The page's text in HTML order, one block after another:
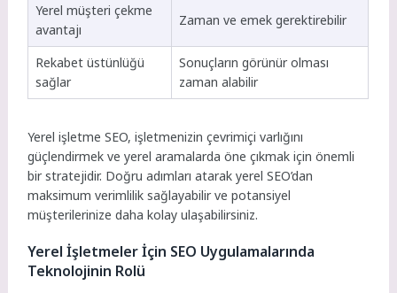
Yerel müşteri çekme
avantajı
Zaman ve emek gerektirebilir
Rekabet üstünlüğü
sağlar
Sonuçların görünür olması
zaman alabilir
Yerel işletme SEO, işletmenizin çevrimiçi varlığını
güçlendirmek ve yerel aramalarda öne çıkmak için önemli
bir stratejidir. Doğru adımları atarak yerel SEO’dan
maksimum verimlilik sağlayabilir ve potansiyel
müşterilerinize daha kolay ulaşabilirsiniz.
Yerel İşletmeler İçin SEO Uygulamalarında
Teknolojinin Rolü